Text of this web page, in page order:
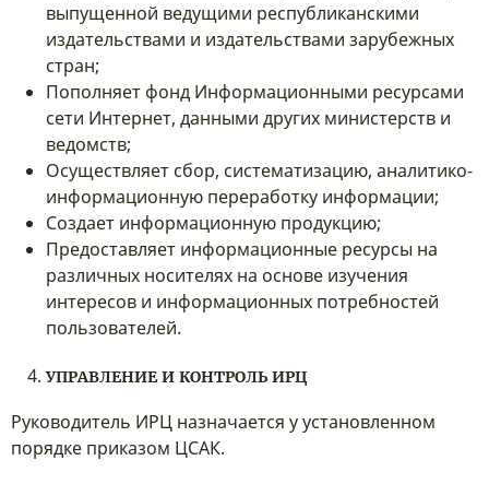
выпущенной ведущими республиканскими
издательствами и издательствами зарубежных
стран;
Пополняет фонд Информационными ресурсами
сети Интернет, данными других министерств и
ведомств;
Осуществляет сбор, систематизацию, аналитико-
информационную переработку информации;
Создает информационную продукцию;
Предоставляет информационные ресурсы на
различных носителях на основе изучения
интересов и информационных потребностей
пользователей.
УПРАВЛЕНИЕ И КОНТРОЛЬ ИРЦ
Руководитель ИРЦ назначается у установленном
порядке приказом ЦСАК.